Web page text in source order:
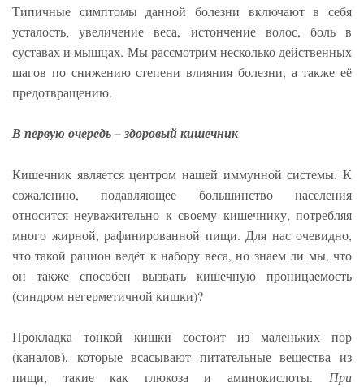
Типичные симптомы данной болезни включают в себя
усталость, увеличение веса, истончение волос, боль в
суставах и мышцах. Мы рассмотрим несколько действенных
шагов по снижению степени влияния болезни, а также её
предотвращению.
В первую очередь – здоровый кишечник
Кишечник является центром нашей иммунной системы. К
сожалению, подавляющее большинство населения
относится неуважительно к своему кишечнику, потребляя
много жирной, рафинированной пищи. Для нас очевидно,
что такой рацион ведёт к набору веса, но знаем ли мы, что
он также способен вызвать кишечную проницаемость
(синдром негерметичной кишки)?
Прокладка тонкой кишки состоит из маленьких пор
(каналов), которые всасывают питательные вещества из
пищи, такие как глюкоза и аминокислоты. При